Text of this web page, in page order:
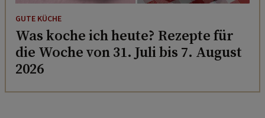
GUTE KÜCHE
Was koche ich heute? Rezepte für
die Woche von 31. Juli bis 7. August
2026